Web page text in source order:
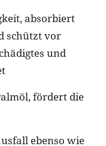
absorbiert
schützt vor
und
fördert die
ebenso wie